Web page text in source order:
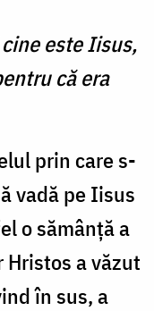
este Iisus,
că era
prin care s-
vadă pe Iisus
o sămânță a
a văzut
în sus, a